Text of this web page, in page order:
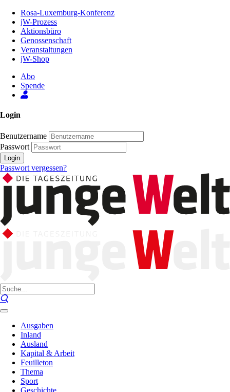
Inhalt
Seite
Rosa-Luxemburg-Konferenz
jW-Prozess
Aktionsbüro
Genossenschaft
Veranstaltungen
jW-Shop
Abo
Spende
Login
Benutzername
Passwort
Login
Passwort vergessen?
Ausgaben
Inland
Ausland
Kapital & Arbeit
Feuilleton
Thema
Sport
Geschichte